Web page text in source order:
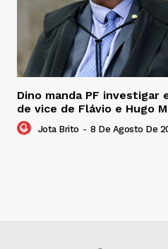
Dino manda PF investigar
de vice de Flávio e Hugo
Jota Brito - 8 De Agosto De